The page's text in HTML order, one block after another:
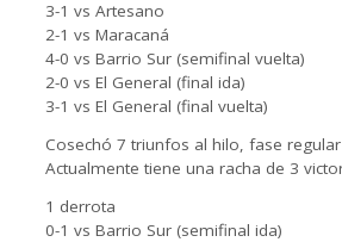
3-1 vs Artesano
2-1 vs Maracaná
4-0 vs Barrio Sur (semifinal vuelta)
2-0 vs El General (final ida)
3-1 vs El General (final vuelta)
Cosechó 7 triunfos al hilo, fase
Actualmente tiene una racha de 3
1 derrota
0-1 vs Barrio Sur (semifinal ida)